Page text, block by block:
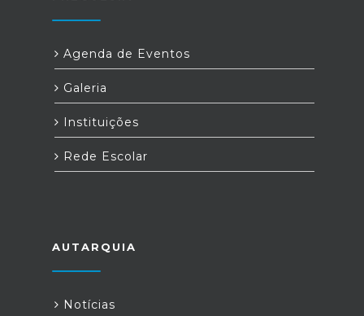
Agenda de Eventos
Galeria
Instituições
Rede Escolar
AUTARQUIA
Notícias